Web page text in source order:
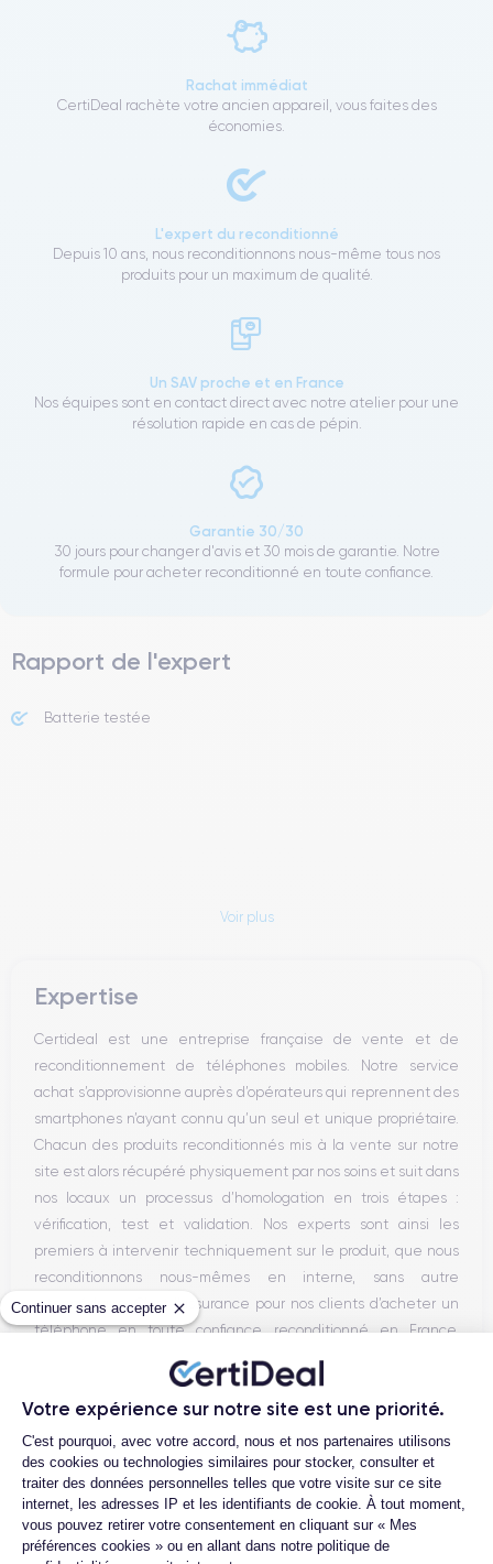
Continuer sans accepter
Votre expérience sur notre site est une priorité.
Plateforme de Gestion du
C'est pourquoi, avec votre accord, nous et nos partenaires utilisons
des cookies ou technologies similaires pour stocker, consulter et
traiter des données personnelles telles que votre visite sur ce site
internet, les adresses IP et les identifiants de cookie. À tout moment,
vous pouvez retirer votre consentement en cliquant sur « Mes
préférences cookies » ou en allant dans notre politique de
Rachat immédiat
CertiDeal rachète votre ancien appareil, vous faites des
économies.
L'expert du reconditionné
Depuis 10 ans, nous reconditionnons nous-même tous nos
produits pour un maximum de qualité.
Un SAV proche et en France
Nos équipes sont en contact direct avec notre atelier pour une
résolution rapide en cas de pépin.
Garantie 30/30
30 jours pour changer d'avis et 30 mois de garantie. Notre
formule pour acheter reconditionné en toute confiance.
Rapport de l'expert
Batterie testée
Voir plus
Expertise
Certideal est une entreprise française de vente et de
reconditionnement de téléphones mobiles. Notre service
achat s’approvisionne auprès d’opérateurs qui reprennent des
smartphones n’ayant connu qu’un seul et unique propriétaire.
Chacun des produits reconditionnés mis à la vente sur notre
site est alors récupéré physiquement par nos soins et suit dans
nos locaux un processus d’homologation en trois étapes :
vérification, test et validation. Nos experts sont ainsi les
premiers à intervenir techniquement sur le produit, que nous
reconditionnons nous-mêmes en interne, sans autre
intermédiaire. C’est l’assurance pour nos clients d’acheter un
téléphone en toute confiance, reconditionné en France,
accompagné d’une garantie de 30 mois et d’un service après-
vente en contact continu avec nos experts techniques.
Parcours d'un Smartphone